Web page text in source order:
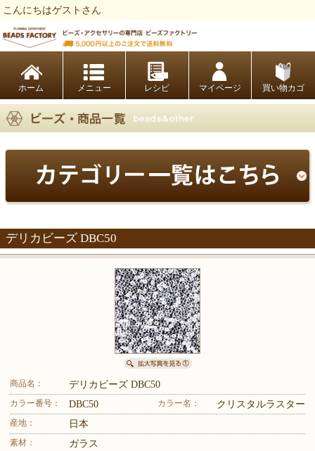
こんにちはゲストさん
ホーム レシピ マイページ 買い物カゴ
デリカビーズ DBC50
商品名： デリカビーズ DBC50
カラー番号： DBC50 カラー名： クリスタルラスター
産地： 日本
素材： ガラス